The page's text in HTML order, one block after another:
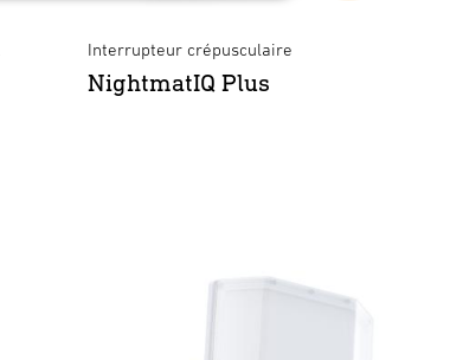
Interrupteur crépusculaire
NightmatIQ Plus